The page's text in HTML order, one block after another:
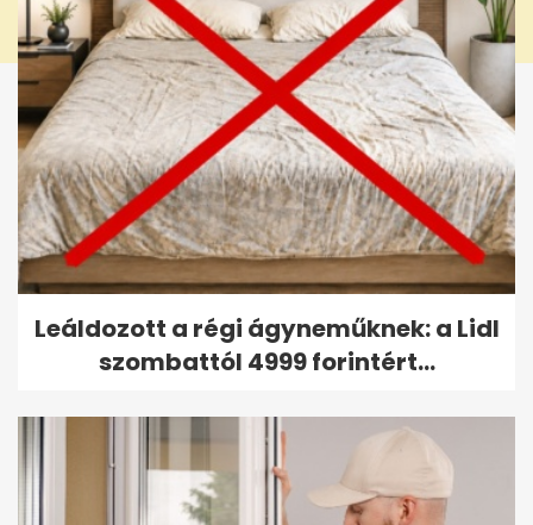
Leáldozott a régi ágyneműknek: a Lidl
szombattól 4999 forintért...